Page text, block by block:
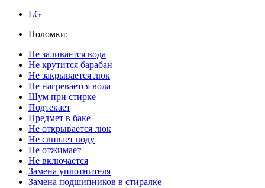
LG
Поломки:
Не заливается вода
Не крутится барабан
Не закрывается люк
Не нагревается вода
Шум при стирке
Подтекает
Предмет в баке
Не открывается люк
Не сливает воду
Не отжимает
Не включается
Замена уплотнителя
Замена подшипников в стиралке